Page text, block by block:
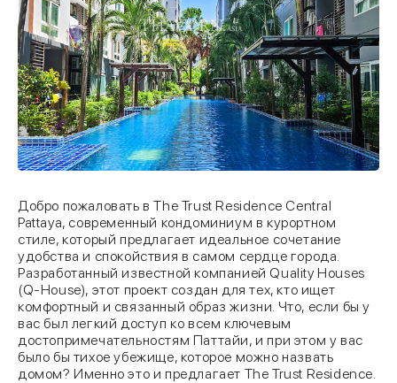
Добро пожаловать в The Trust Residence Central
Pattaya, современный кондоминиум в курортном
стиле, который предлагает идеальное сочетание
удобства и спокойствия в самом сердце города.
Разработанный известной компанией Quality Houses
(Q-House), этот проект создан для тех, кто ищет
комфортный и связанный образ жизни. Что, если бы у
вас был легкий доступ ко всем ключевым
достопримечательностям Паттайи, и при этом у вас
было бы тихое убежище, которое можно назвать
домом? Именно это и предлагает The Trust Residence.